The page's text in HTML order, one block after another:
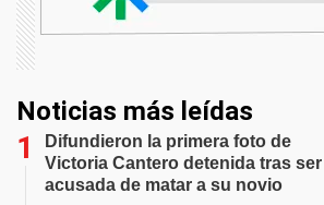
Noticias más leídas
Difundieron la primera foto de
Victoria Cantero detenida tras ser
acusada de matar a su novio